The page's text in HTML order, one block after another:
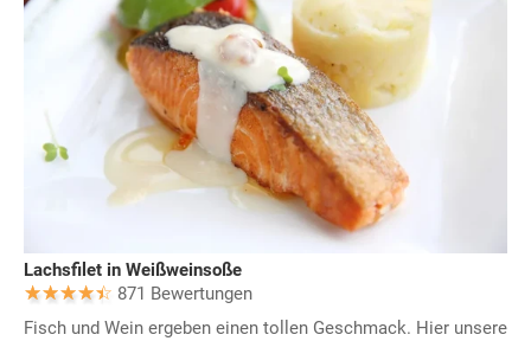
Lachsfilet in Weißweinsoße
871 Bewertungen
Fisch und Wein ergeben einen tollen Geschmack. Hier unsere